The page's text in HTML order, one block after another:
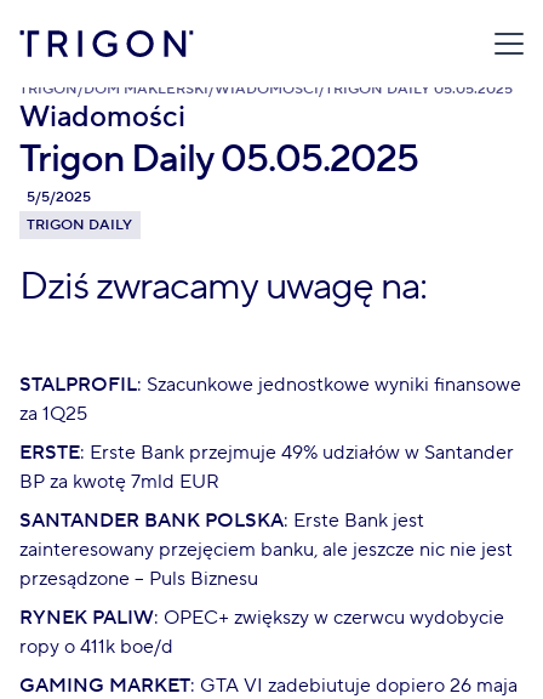
TRIGON/DOM MAKLERSKI/WIADOMOŚCI/ TRIGON DAILY 05.05.2025
Wiadomości
Trigon Daily 05.05.2025
5/5/2025
TRIGON DAILY
Dziś zwracamy uwagę na:
STALPROFIL: Szacunkowe jednostkowe wyniki finansowe
za 1Q25
ERSTE: Erste Bank przejmuje 49% udziałów w Santander
BP za kwotę 7mld EUR
SANTANDER BANK POLSKA: Erste Bank jest
zainteresowany przejęciem banku, ale jeszcze nic nie jest
przesądzone – Puls Biznesu
RYNEK PALIW: OPEC+ zwiększy w czerwcu wydobycie
ropy o 411k boe/d
GAMING MARKET: GTA VI zadebiutuje dopiero 26 maja